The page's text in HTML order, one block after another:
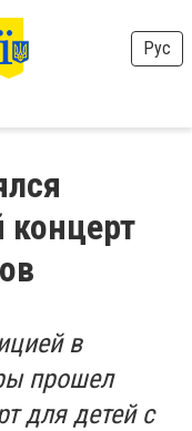
Рус
концерт
в
прошел
для детей с